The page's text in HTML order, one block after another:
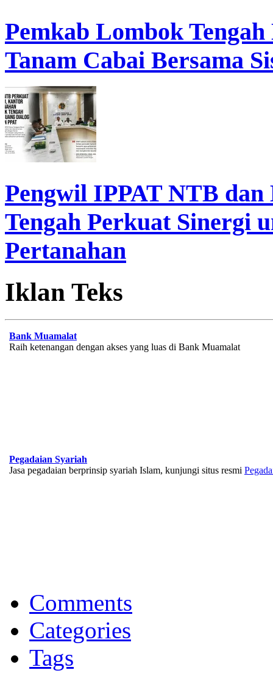
Pemkab Lombok
Tanam Cabai Bersama
Pengwil IPPAT NTB
Tengah Perkuat Sinergi
Pertanahan
Iklan Teks
Bank Muamalat
Raih ketenangan dengan akses yang luas di Bank Muamalat
Pegadaian Syariah
Jasa pegadaian berprinsip syariah Islam, kunjungi situs resmi
Memberikan yang terbaik sesuai kaidah Islam, kunjungi situs resmi
Comments
Categories
Tags